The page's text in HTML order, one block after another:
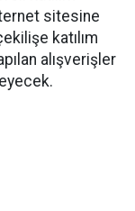
sitesine
katılım
alışverişler